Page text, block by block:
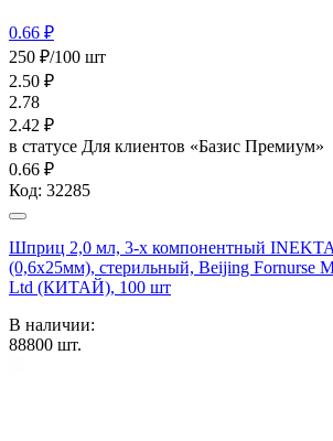
0.66 ₽
250 ₽/100 шт
2.50 ₽
2.78
2.42 ₽
в статусе Для клиентов «Базис Премиум»
0.66 ₽
Код: 32285
Шприц 2,0 мл, 3-х компонентный
(0,6х25мм), стерильный, Beijing Fornurse
Ltd (КИТАЙ), 100 шт
В наличии:
88800 шт.